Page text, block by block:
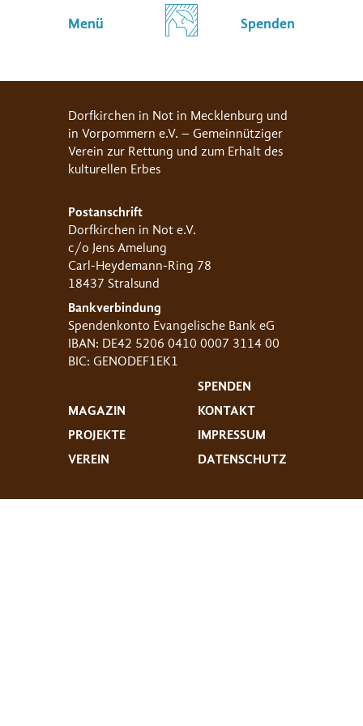
Menü Spenden
Dorfkirchen in Not in Mecklenburg und
in Vorpommern e.V. – Gemeinnütziger
Verein zur Rettung und zum Erhalt des
kulturellen Erbes
Postanschrift
Dorfkirchen in Not e.V.
c/o Jens Amelung
Carl-Heydemann-Ring 78
18437 Stralsund
Bankverbindung
Spendenkonto Evangelische Bank eG
IBAN: DE42 5206 0410 0007 3114 00
BIC: GENODEF1EK1
MAGAZIN
PROJEKTE
VEREIN
SPENDEN
KONTAKT
IMPRESSUM
DATENSCHUTZ